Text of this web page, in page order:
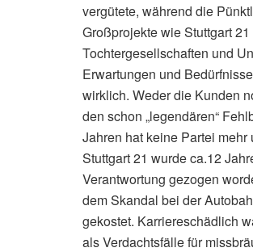
vergütete, während die
Großprojekte wie Stuttgart
Tochtergesellschaften und
Erwartungen und
wirklich. Weder die Kunden
den schon „legendären“
Jahren hat keine Partei
Stuttgart 21 wurde ca.12
Verantwortung gezogen
dem Skandal bei der
gekostet. Karriereschädlich
als Verdachtsfälle für